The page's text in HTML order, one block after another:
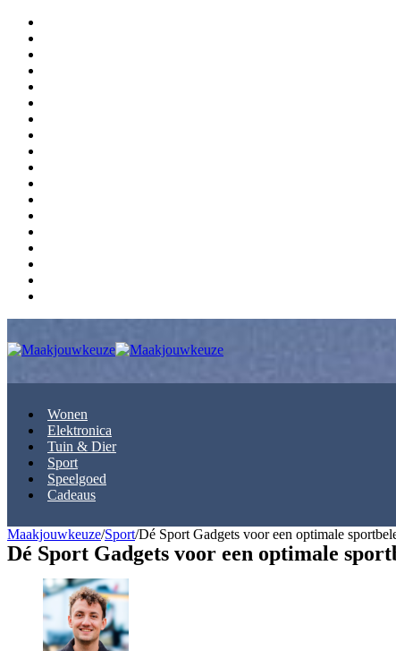
Wonen
Elektronica
Tuin & Dier
Sport
Speelgoed
Cadeaus
Maakjouwkeuze/Sport/Dé Sport Gadgets voor een optimale
Dé Sport Gadgets voor een optimale